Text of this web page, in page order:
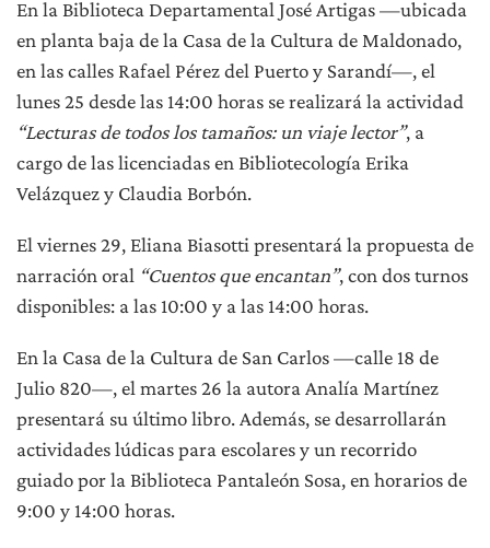
En la Biblioteca Departamental José Artigas —ubicada
en planta baja de la Casa de la Cultura de Maldonado,
en las calles Rafael Pérez del Puerto y Sarandí—, el
lunes 25 desde las 14:00 horas se realizará la actividad
“Lecturas de todos los tamaños: un viaje lector”, a
cargo de las licenciadas en Bibliotecología Erika
Velázquez y Claudia Borbón.
El viernes 29, Eliana Biasotti presentará la propuesta de
narración oral “Cuentos que encantan”, con dos turnos
disponibles: a las 10:00 y a las 14:00 horas.
En la Casa de la Cultura de San Carlos —calle 18 de
Julio 820—, el martes 26 la autora Analía Martínez
presentará su último libro. Además, se desarrollarán
actividades lúdicas para escolares y un recorrido
guiado por la Biblioteca Pantaleón Sosa, en horarios de
9:00 y 14:00 horas.